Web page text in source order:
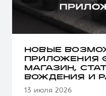
НОВЫЕ
ПРИЛОЖЕНИЯ
МАГАЗИН,
ВОЖДЕНИЯ И
13 июля 2026